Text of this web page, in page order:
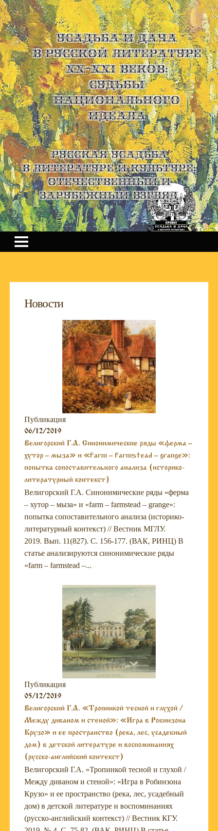
УСАДЬБА И ДАЧА
В РУССКОЙ ЛИТЕРАТУРЕ
XX-XXI ВЕКОВ:
СУДЬБЫ
НАЦИОНАЛЬНОГО
ИДЕАЛА
Русская усадьба
в литературе и культуре:
отечественный и
зарубежный взгляд
Новости
Публикация
06/12/2019
Велигорский Г.А. Синонимические ряды «ферма –
хутор – мыза» и «farm – farmstead – grange»:
попытка сопоставительного анализа (историко-
литературный контекст)
Велигорский Г.А. Синонимические ряды «ферма
– хутор – мыза» и «farm – farmstead – grange»:
попытка сопоставительного анализа (историко-
литературный контекст) // Вестник МГЛУ.
2019. Вып. 11(827). С. 156-177. (ВАК, РИНЦ) В
статье анализируются синонимические ряды
«farm – farmstead –...
Публикация
05/12/2019
Велигорский Г.А. «Тропинкой тесной и глухой /
Между диваном и стеной»: «Игра в Робинзона
Крузо» и ее пространство (река, лес, усадебный
дом) в детской литературе и воспоминаниях
(русско-английский контекст)
Велигорский Г.А. «Тропинкой тесной и глухой /
Между диваном и стеной»: «Игра в Робинзона
Крузо» и ее пространство (река, лес, усадебный
дом) в детской литературе и воспоминаниях
(русско-английский контекст) // Вестник КГУ.